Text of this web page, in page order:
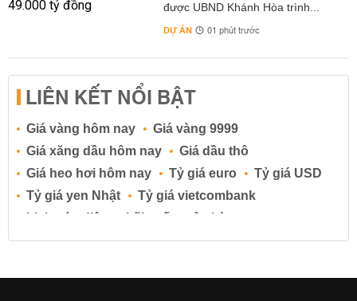
được UBND Khánh Hòa trình...
DỰ ÁN 01 phút trước
LIÊN KẾT NỔI BẬT
Giá vàng hôm nay
Giá vàng 9999
Giá xăng dầu hôm nay
Giá dầu thô
Giá heo hơi hôm nay
Tỷ giá euro
Tỷ giá USD
Tỷ giá yen Nhật
Tỷ giá vietcombank
Lịch cúp điện
Lãi suất ngân hàng
Lãi suất tiết kiệm
Lãi suất tiền gửi